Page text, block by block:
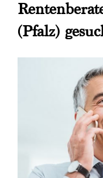
(Pfalz)